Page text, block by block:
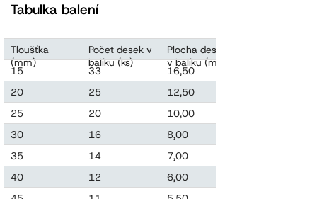
Tabulka balení
Tloušťka
(mm)
Počet desek v
balíku (ks)
Plocha desek
v balíku (m2)
15 33 16,50
20
25 12,50
25
20 10,00
30
16 8,00
35
14 7,00
40
12 6,00